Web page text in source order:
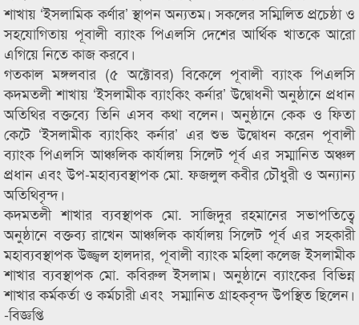
শাখায় ‘ইসলামিক কর্ণার’ স্থাপন অন্যতম। সকলের সম্মিলিত প্রচেষ্ঠা ও
সহযোগিতায় পূবালী ব্যাংক পিএলসি দেশের আর্থিক খাতকে আরো
এগিয়ে নিতে কাজ করবে।
গতকাল মঙ্গলবার (৫ অক্টোবর) বিকেলে পূবালী ব্যাংক পিএলসি
কদমতলী শাখায় ‘ইসলামীক ব্যাংকিং কর্নার’ উদ্বোধনী অনুষ্ঠানে প্রধান
অতিথির বক্তব্যে তিনি এসব কথা বলেন। অনুষ্ঠানে কেক ও ফিতা
কেটে ‘ইসলামীক ব্যাংকিং কর্নার’ এর শুভ উদ্বোধন করেন পূবালী
ব্যাংক পিএলসি আঞ্চলিক কার্যালয় সিলেট পূর্ব এর সম্মানিত অঞ্চল
প্রধান এবং উপ-মহাব্যবস্থাপক মো. ফজলুল কবীর চৌধুরী ও অন্যান্য
অতিথিবৃন্দ।
কদমতলী শাখার ব্যবস্থাপক মো. সাজিদুর রহমানের সভাপতিত্বে
অনুষ্ঠানে বক্তব্য রাখেন আঞ্চলিক কার্যালয় সিলেট পূর্ব এর সহকারী
মহাব্যবস্থাপক উজ্জ্বল হালদার, পূবালী ব্যাংক মহিলা কলেজ ইসলামীক
শাখার ব্যবস্থাপক মো. কবিরুল ইসলাম। অনুষ্ঠানে ব্যাংকের বিভিন্ন
শাখার কর্মকর্তা ও কর্মচারী এবং সম্মানিত গ্রাহকবৃন্দ উপস্থিত ছিলেন।
-বিজ্ঞপ্তি